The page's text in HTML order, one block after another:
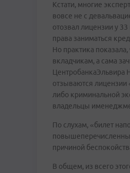
Кстати, многие
вовсе не с
отозвал лицензии у
права заниматься
Но практика
вкладчикам, а сама
ЦентробанкаЭльвира
отзываются лицензии
либо криминальной
владельцы
По слухам, «билет
причиной
В общем, из всего